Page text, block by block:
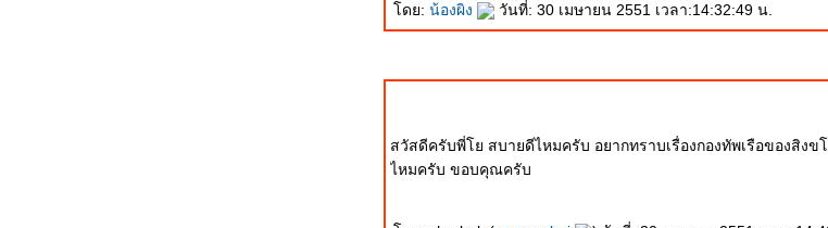
ดย: น้องผิง วันที่: 30 เมษายน 2551 เวลา:14:32:49 น.
สวัสดีครับพี่โย สบายดีไหมครับ อยากทราบเรื่องกองทัพเรือของสิงข
ไหมครับ ขอบคุณครับ